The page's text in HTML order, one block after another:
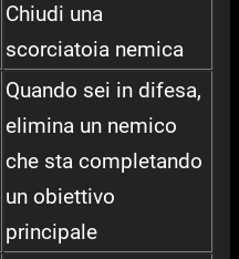
Chiudi una
scorciatoia nemica
Quando sei in difesa,
elimina un nemico
che sta completando
un obiettivo
principale